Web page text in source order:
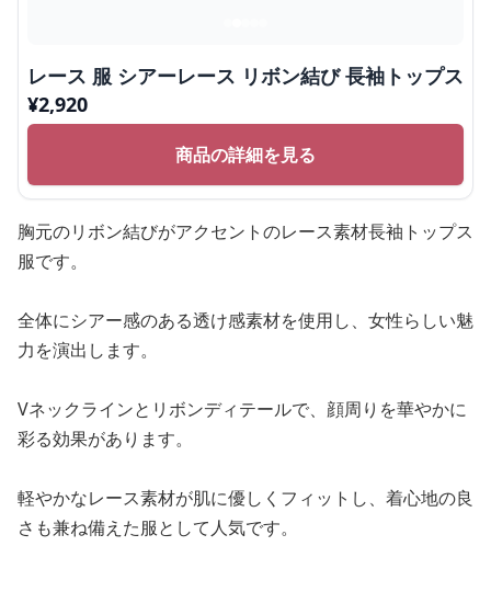
レース 服 シアーレース リボン結び 長袖トップス
¥2,920
商品の詳細を見る
胸元のリボン結びがアクセントのレース素材長袖トップス
服です。
全体にシアー感のある透け感素材を使用し、女性らしい魅
力を演出します。
Vネックラインとリボンディテールで、顔周りを華やかに
彩る効果があります。
軽やかなレース素材が肌に優しくフィットし、着心地の良
さも兼ね備えた服として人気です。